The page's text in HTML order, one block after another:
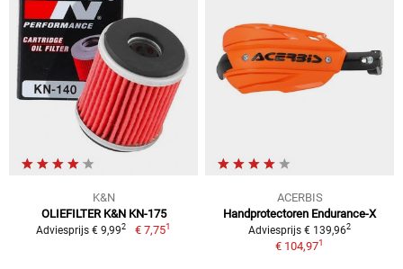
K&N
OLIEFILTER K&N KN-175
Adviesprijs € 9,992 € 7,751
ACERBIS
Handprotectoren Endurance-X
Adviesprijs € 139,962
€ 104,971